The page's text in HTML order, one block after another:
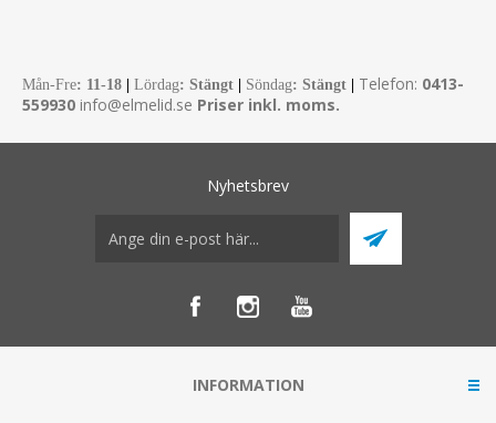
Mån-Fre: 11-18 | Lördag: Stängt | Söndag: Stängt | Telefon: 0413-
559930 info@elmelid.se Priser inkl. moms.
Nyhetsbrev
INFORMATION